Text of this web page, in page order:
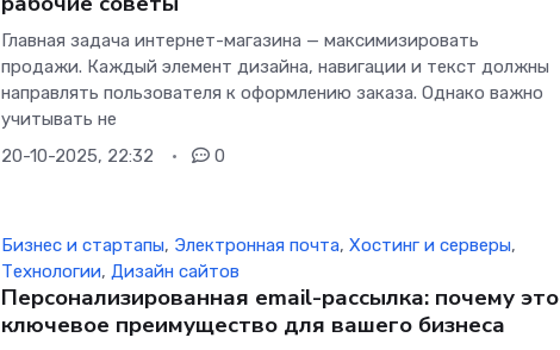
Главная задача интернет-магазина — максимизировать
продажи. Каждый элемент дизайна, навигации и текст должны
направлять пользователя к оформлению заказа. Однако важно
учитывать не
20-10-2025, 22:32
0
Бизнес и стартапы, Электронная почта,Хостинг и серверы,
Технологии,Дизайн сайтов
Персонализированная email-рассылка: почему это
ключевое преимущество для вашего бизнеса